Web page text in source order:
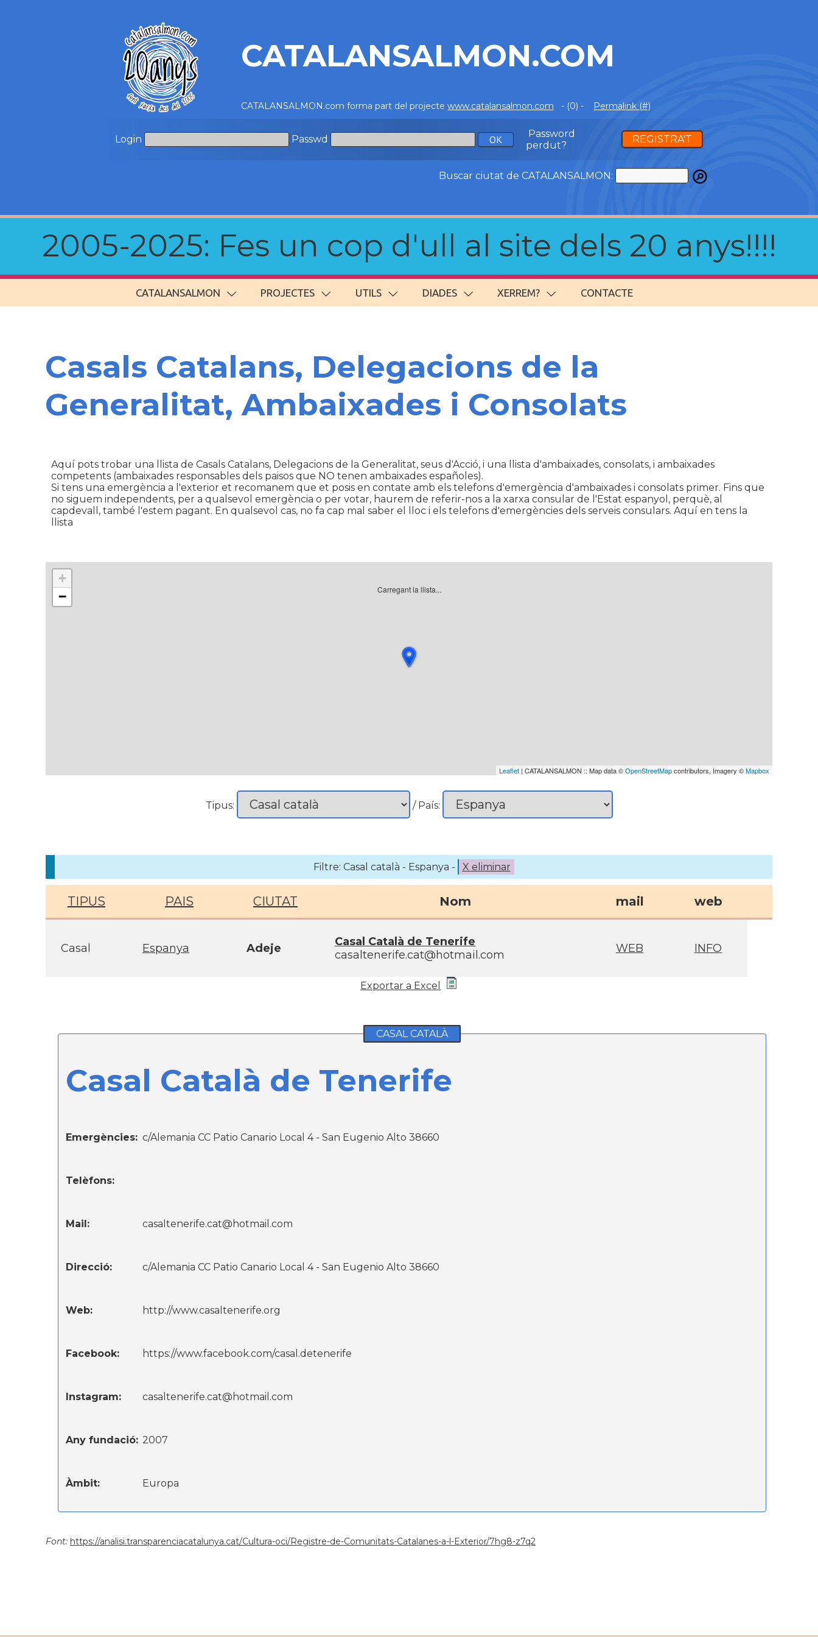
CATALANSALMON.COM
CATALANSALMON.com forma part del projecte www.catalansalmon.com - (0) - Permalink (#)
Login Passwd
Password
perdut?
REGISTRA'T
Buscar ciutat de CATALANSALMON:
2005-2025: Fes un cop d'ull al site dels 20 anys!!!!
CATALANSALMON PROJECTES UTILS DIADES XERREM? CONTACTE
Casals Catalans, Delegacions de la
Generalitat, Ambaixades i Consolats
Aquí pots trobar una llista de Casals Catalans, Delegacions de la Generalitat, seus d'Acció, i una llista d'ambaixades, consolats, i ambaixades
competents (ambaixades responsables dels paisos que NO tenen ambaixades españoles).
Si tens una emergència a l'exterior et recomanem que et posis en contate amb els telefons d'emergència d'ambaixades i consolats primer. Fins que
no siguem independents, per a qualsevol emergència o per votar, haurem de referir-nos a la xarxa consular de l'Estat espanyol, perquè, al
capdevall, també l'estem pagant. En qualsevol cas, no fa cap mal saber el lloc i els telefons d'emergències dels serveis consulars. Aquí en tens la
llista
Carregant la llista...
+
−
Leaflet | CATALANSALMON :: Map data ©OpenStreetMapcontributors, Imagery ©Mapbox
Tipus: / País:
Filtre: Casal català - Espanya - X eliminar
TIPUS PAIS CIUTAT Nom mail web
Casal Espanya Adeje
Casal Català de Tenerife
casaltenerife.cat@hotmail.com
WEB INFO
Exportar a Excel
CASAL CATALÀ
Casal Català de Tenerife
Emergències: c/Alemania CC Patio Canario Local 4 - San Eugenio Alto 38660
Telèfons:
Mail: casaltenerife.cat@hotmail.com
Direcció: c/Alemania CC Patio Canario Local 4 - San Eugenio Alto 38660
Web: http://www.casaltenerife.org
Facebook: https://www.facebook.com/casal.detenerife
Instagram: casaltenerife.cat@hotmail.com
Any fundació: 2007
Àmbit: Europa
Font: https://analisi.transparenciacatalunya.cat/Cultura-oci/Registre-de-Comunitats-Catalanes-a-l-Exterior/7hg8-z7q2